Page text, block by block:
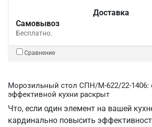
Доставка
Самовывоз
Бесплатно.
Сравнение
Морозильный стол СПН/М-622/22-1406:
эффективной кухни раскрыт
Что, если один элемент на вашей
кардинально повысить